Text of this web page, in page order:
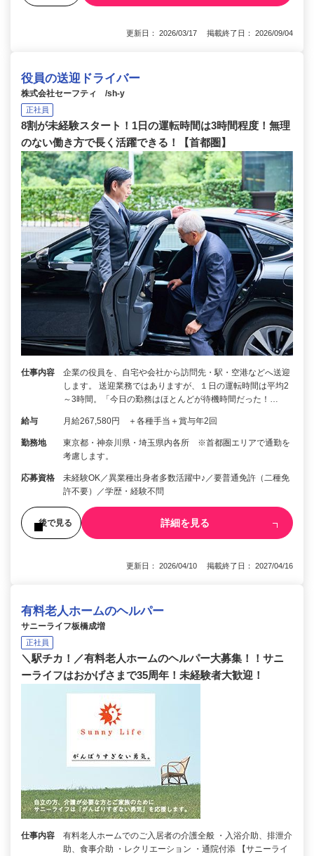
更新日： 2026/03/17 掲載終了日： 2026/09/04
役員の送迎ドライバー
株式会社セーフティ /sh-y
正社員
8割が未経験スタート！1日の運転時間は3時間程度！無理
のない働き方で長く活躍できる！【首都圏】
仕事内容
企業の役員を、自宅や会社から訪問先・駅・空港などへ送迎
します。 送迎業務ではありますが、１日の運転時間は平均2
～3時間。「今日の勤務はほとんどが待機時間だった！…
給与 月給267,580円 ＋各種手当＋賞与年2回
勤務地
東京都・神奈川県・埼玉県内各所 ※首都圏エリアで通勤を
考慮します。
応募資格
未経験OK／異業種出身者多数活躍中♪／要普通免許（二種免
許不要）／学歴・経験不問
後で見る 詳細を見る
更新日： 2026/04/10 掲載終了日： 2027/04/16
有料老人ホームのヘルパー
サニーライフ板橋成増
正社員
＼駅チカ！／有料老人ホームのヘルパー大募集！！サニ
ーライフはおかげさまで35周年！未経験者大歓迎！
仕事内容
有料老人ホームでのご入居者の介護全般 ・入浴介助、排泄介
助、食事介助 ・レクリエーション ・通院付添 【サニーライ